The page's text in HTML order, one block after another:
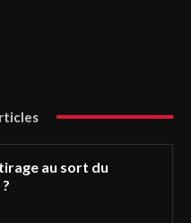
au sort du